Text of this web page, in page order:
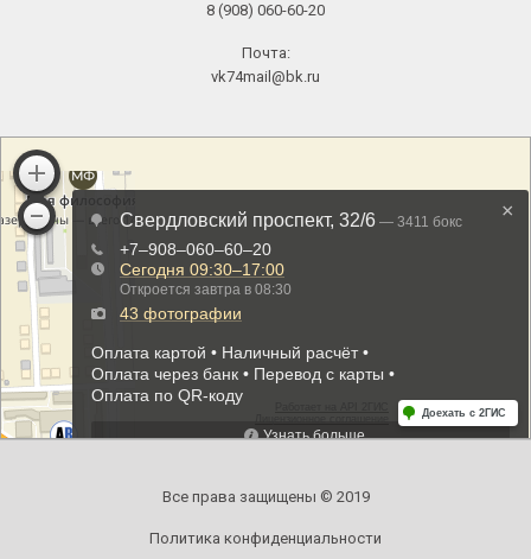
8 (908) 060-60-20
Почта:
vk74mail@bk.ru
Все права защищены © 2019
Политика конфиденциальности